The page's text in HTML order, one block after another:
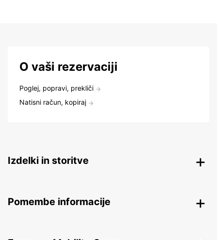
O vaši rezervaciji
Poglej, popravi, prekliči
Natisni račun, kopiraj
Izdelki in storitve
Pomembe informacije